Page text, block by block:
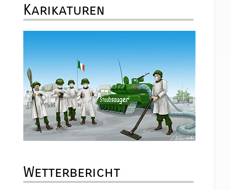
Karikaturen
Wetterbericht